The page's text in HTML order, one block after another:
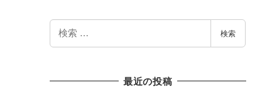
検索
最近の投稿